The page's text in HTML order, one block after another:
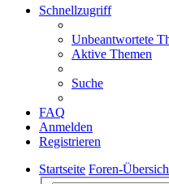
Schnellzugriff
Unbeantwortete
Aktive Themen
Suche
FAQ
Anmelden
Registrieren
Startseite Foren-